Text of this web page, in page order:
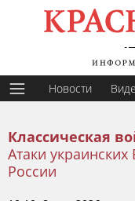
Новости
Классическая
Атаки
России